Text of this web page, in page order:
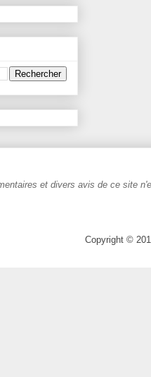
et divers avis de ce site
Copyright ©